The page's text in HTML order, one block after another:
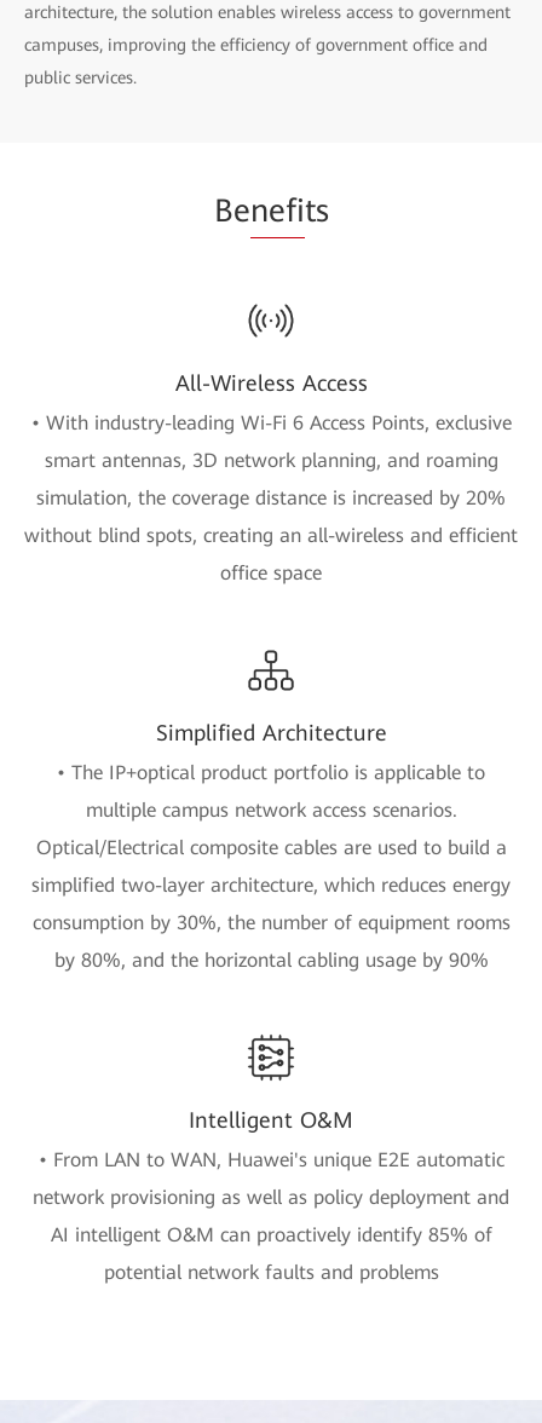
architecture, the solution enables wireless access to government
campuses, improving the efficiency of government office and
public services.
Benefits
All-Wireless Access
• With industry-leading Wi-Fi 6 Access Points, exclusive
smart antennas, 3D network planning, and roaming
simulation, the coverage distance is increased by 20%
without blind spots, creating an all-wireless and efficient
office space
Simplified Architecture
• The IP+optical product portfolio is applicable to
multiple campus network access scenarios.
Optical/Electrical composite cables are used to build a
simplified two-layer architecture, which reduces energy
consumption by 30%, the number of equipment rooms
by 80%, and the horizontal cabling usage by 90%
Intelligent O&M
• From LAN to WAN, Huawei's unique E2E automatic
network provisioning as well as policy deployment and
AI intelligent O&M can proactively identify 85% of
potential network faults and problems